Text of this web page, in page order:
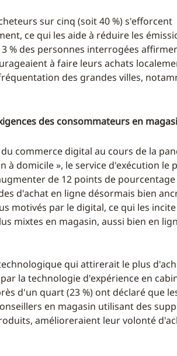
sur cinq (soit 40 %) s'efforcent
ce qui les aide à réduire les
% des personnes interrogées
à faire leurs achats
des grandes villes,
des consommateurs en
commerce digital au cours de la
à domicile », le service d'exécution le
de 12 points de
d'achat en ligne désormais bien
motivés par le digital, ce qui les incite
mixtes en magasin, aussi bien en
qui attirerait le plus
la technologie d'expérience en
d'un quart (23 %) ont déclaré que
en magasin utilisant des
amélioreraient leur volonté